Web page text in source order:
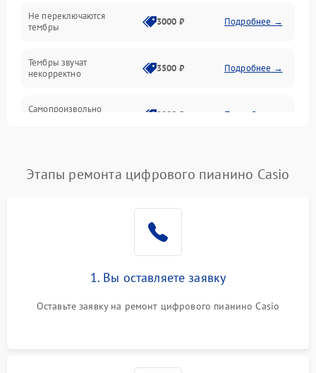
Аудио
Оптика
Не переключаются
тембры
3000 ₽ Подробнее →
Тембры звучат
некорректно
3500 ₽ Подробнее →
Самопроизвольно
2800 ₽ Подробнее →
Этапы ремонта цифрового пианино Casio
1. Вы оставляете заявку
Оставьте заявку на ремонт цифрового пианино Casio